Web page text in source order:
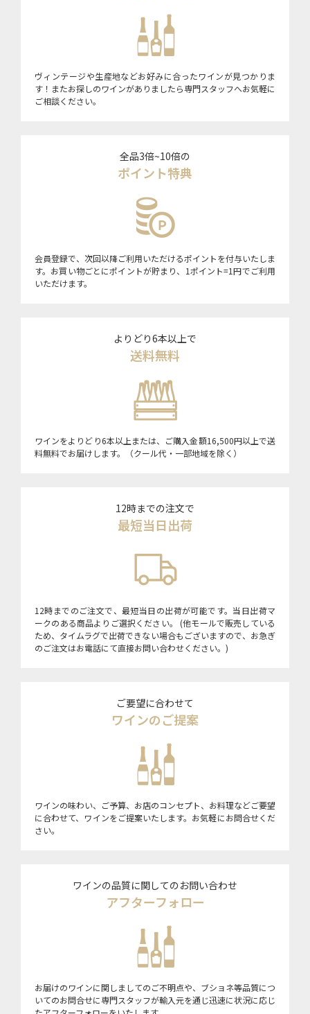
ヴィンテージや生産地などお好みに合ったワインが見つかりま
す！またお探しのワインがありましたら専門スタッフへお気軽に
ご相談ください。
全品3倍~10倍の
ポイント特典
会員登録で、次回以降ご利用いただけるポイントを付与いたしま
す。お買い物ごとにポイントが貯まり、1ポイント=1円でご利用
いただけます。
よりどり6本以上で
送料無料
ワインをよりどり6本以上または、ご購入金額16,500円以上で送
料無料でお届けします。（クール代・一部地域を除く）
12時までの注文で
最短当日出荷
12時までのご注文で、最短当日の出荷が可能です。当日出荷マ
ークのある商品よりご選択ください。 (他モールで販売している
ため、タイムラグで出荷できない場合もございますので、お急ぎ
のご注文はお電話にて直接お問い合わせください。)
ご要望に合わせて
ワインのご提案
ワインの味わい、ご予算、お店のコンセプト、お料理などご要望
に合わせて、ワインをご提案いたします。お気軽にお問合せくだ
さい。
ワインの品質に関してのお問い合わせ
アフターフォロー
お届けのワインに関しましてのご不明点や、ブショネ等品質につ
いてのお問合せに専門スタッフが輸入元を通じ迅速に状況に応じ